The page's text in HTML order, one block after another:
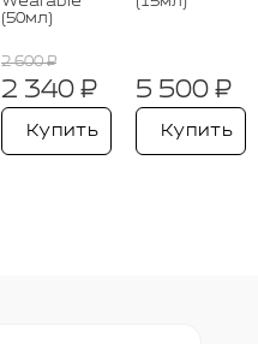
(50мл)
2 600 ₽
2 340 ₽
Купить
5 500 ₽
Купить